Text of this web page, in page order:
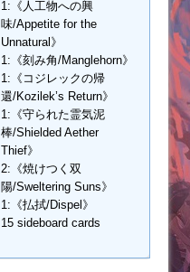
1:《人工物への興
味/Appetite for the
Unnatural》
1:《刻み角/Manglehorn》
1:《コジレックの帰
還/Kozilek’s Return》
1:《守られた霊気泥
棒/Shielded Aether
Thief》
2:《焼けつく双
陽/Sweltering Suns》
1:《払拭/Dispel》
15 sideboard cards